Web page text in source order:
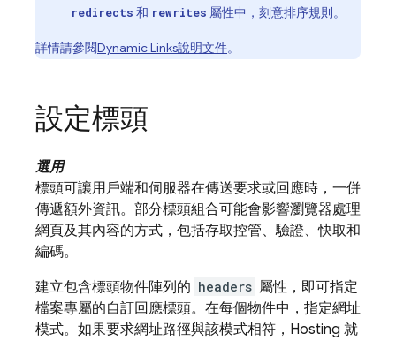
redirects 和 rewrites 屬性中，刻意排序規則。
詳情請參閱Dynamic Links說明文件。
設定標頭
選用
標頭可讓用戶端和伺服器在傳送要求或回應時，一併
傳遞額外資訊。部分標頭組合可能會影響瀏覽器處理
網頁及其內容的方式，包括存取控管、驗證、快取和
編碼。
建立包含標頭物件陣列的 headers 屬性，即可指定
檔案專屬的自訂回應標頭。在每個物件中，指定網址
模式。如果要求網址路徑與該模式相符， Hosting 就